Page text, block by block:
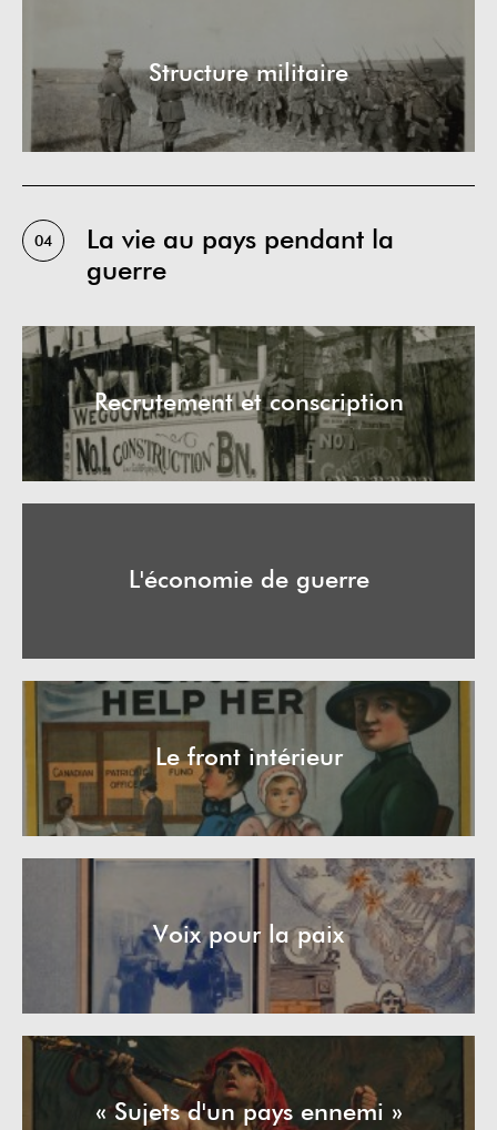
Structure militaire
04
La vie au pays pendant la
guerre
Recrutement et conscription
L'économie de guerre
Le front intérieur
Voix pour la paix
« Sujets d'un pays ennemi »